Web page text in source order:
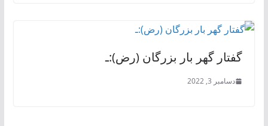
گفتار گهر بار بزرگان (رض):ـ
دسامبر 3, 2022